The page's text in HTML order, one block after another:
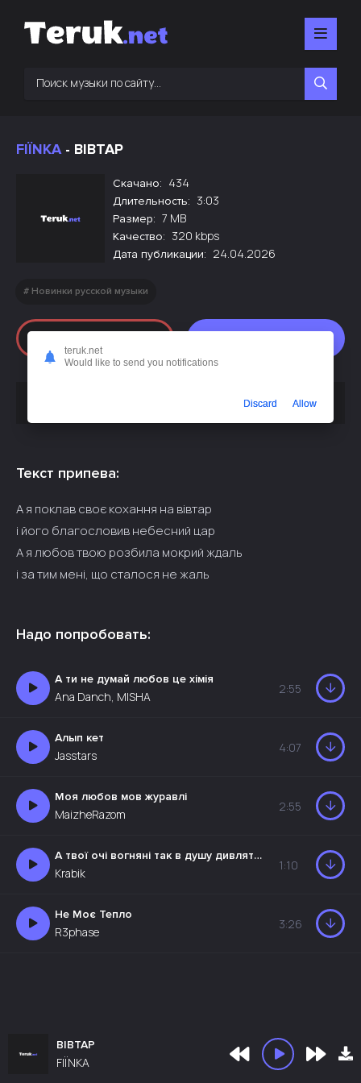
FIЇNKA- ВІВТАР
Скачано: 434
Длительность: 3:03
Размер: 7 MB
Качество: 320 kbps
Дата публикации: 24.04.2026
Новинки русской музыки
или слушать бесплатно
Текст припева:
А я поклав своє кохання на вівтар
і його благословив небесний цар
А я любов твою розбила мокрий ждаль
і за тим мені, що сталося не жаль
Надо попробовать:
А ти не думай любов це хімія
Ana Danch, MISHA
2:55
Алып кет
Jasstars
4:07
Моя любов мов журавлі
MaizheRazom
2:55
А твої очі вогняні так в душу дивляться мені
Krabik
1:10
Не Моє Тепло
R3phase
3:26
ВІВТАР
FIЇNKA
teruk.net
Would like to send you notifications
Discard Allow